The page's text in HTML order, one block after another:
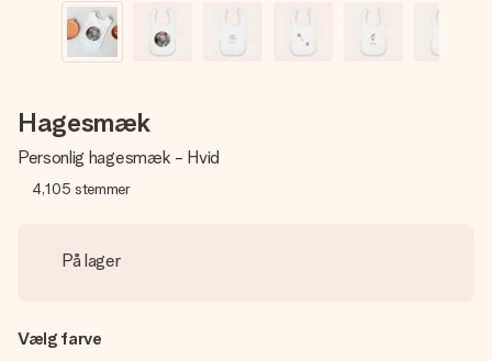
Hagesmæk
Personlig hagesmæk - Hvid
4,105 stemmer
På lager
Vælg farve